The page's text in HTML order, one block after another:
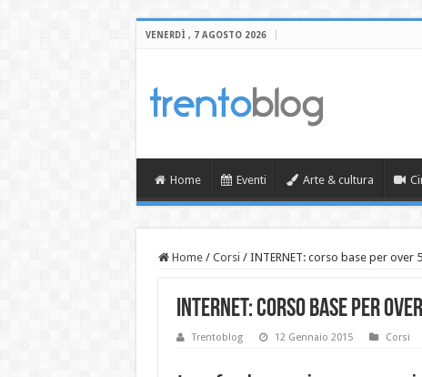
VENERDÌ , 7 AGOSTO 2026
Home Eventi Arte & cultura
Home / Corsi / INTERNET: corso base per over
INTERNET: corso base per
Trentoblog 12 Gennaio 2015 Corsi